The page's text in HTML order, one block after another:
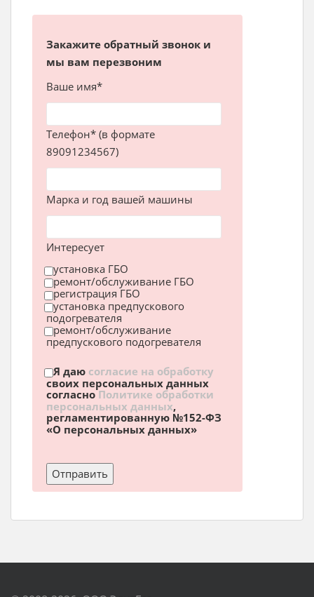
Закажите обратный звонок и
мы вам перезвоним
Ваше имя*
Телефон* (в формате
89091234567)
Марка и год вашей машины
Интересует
установка ГБО
ремонт/обслуживание ГБО
регистрация ГБО
установка предпускового
подогревателя
ремонт/обслуживание
предпускового подогревателя
Я даю согласие на обработку
своих персональных данных
согласноПолитике обработки
персональных данных,
регламентированную №152-ФЗ
«О персональных данных»